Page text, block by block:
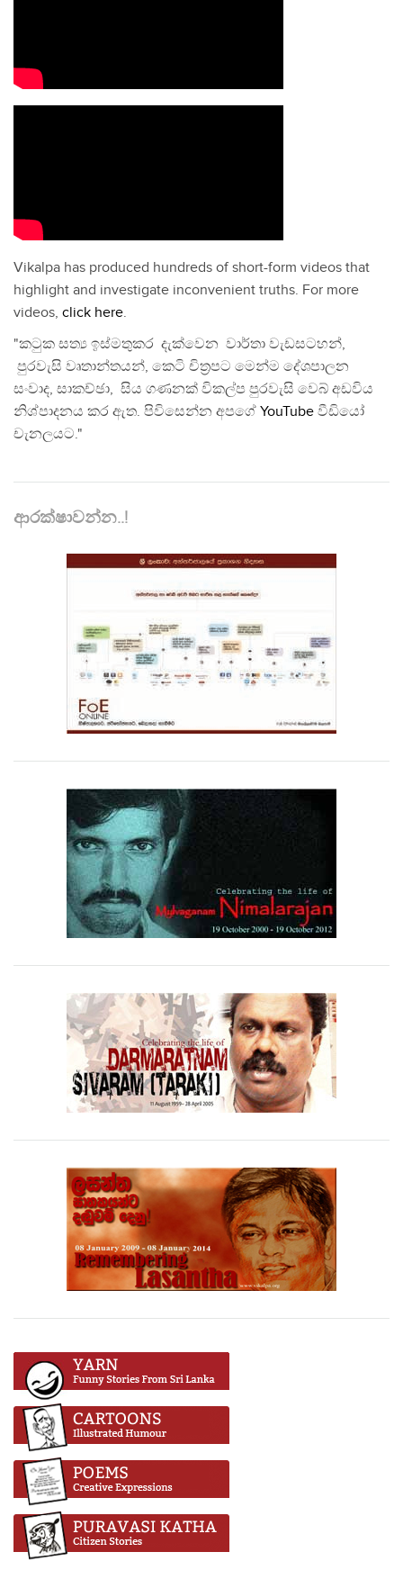
Vikalpa has produced hundreds of short-form videos that
highlight and investigate inconvenient truths. For more
videos, click here.
"කටුක සත්‍ය ඉස්මතුකර දැක්වෙන වාර්තා වැඩසටහන්,
පුරවැසි වෘතාන්තයන්, කෙටි චිත්‍රපට මෙන්ම දේශපාලන
සංවාද, සාකච්ඡා, සිය ගණනක් විකල්ප පුරවැසි වෙබ් අඩවිය
නිශ්පාදනය කර ඇත. පිවිසෙන්න අපගේ YouTube වීඩියෝ
චැනලයට."
ආරක්ෂාවන්න..!